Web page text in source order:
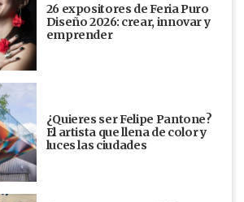
26 expositores de Feria Puro
Diseño 2026: crear, innovar y
emprender
¿Quieres ser Felipe Pantone?
El artista que llena de color y
luces las ciudades